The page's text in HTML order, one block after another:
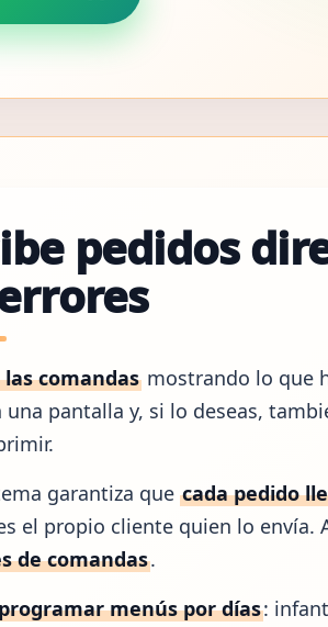
pedidos
las comandas mostrando lo que
una pantalla y, si lo deseas,
garantiza quecada pedido
el propio cliente quien lo envía.
de comandas.
menús por días: